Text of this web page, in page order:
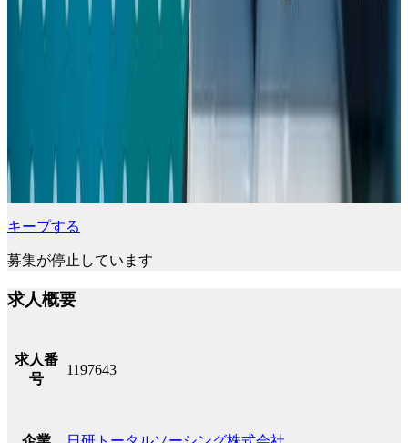
キープする
募集が停止しています
求人概要
求人番
号
1197643